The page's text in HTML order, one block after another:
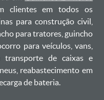
clientes em todos os
para construção civil,
para tratores, guincho
para veículos, vans,
transporte de caixas e
reabastecimento em
de bateria. ㅤㅤ